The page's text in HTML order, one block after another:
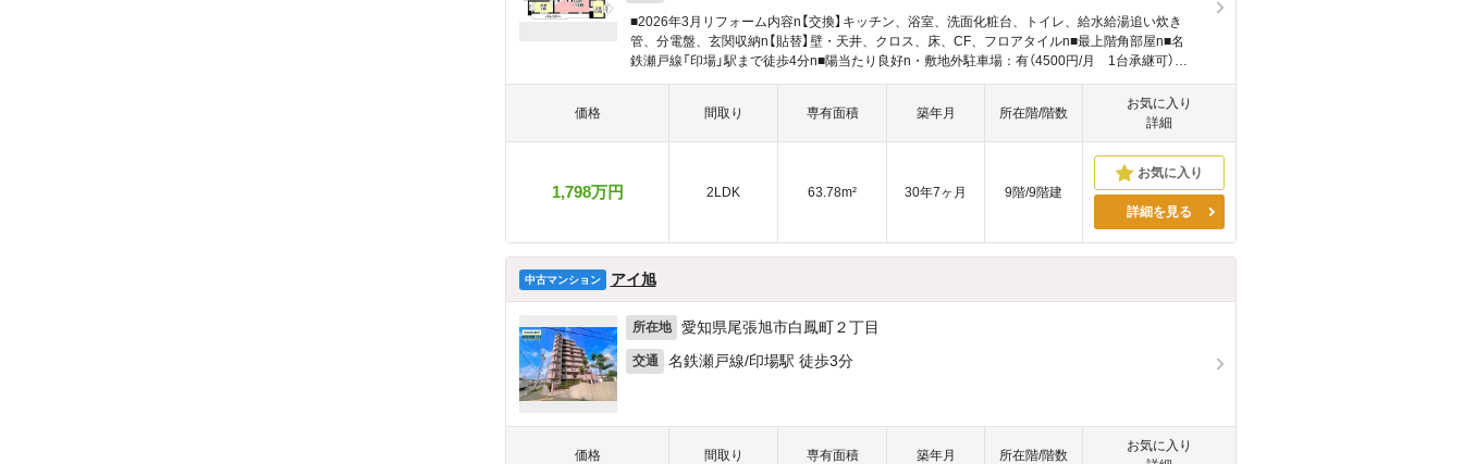
■2026年3月リフォーム内容n【交換】キッチン、浴室、洗面化粧台、トイレ、給水給湯追い炊き
管、分電盤、玄関収納n【貼替】壁・天井、クロス、床、CF、フロアタイルn■最上階角部屋n■名
鉄瀬戸線「印場」駅まで徒歩4分n■陽当たり良好n・敷地外駐車場：有（4500円/月 1台承継可）
価格 間取り 専有面積 築年月 所在階/階数
お気に入り
詳細
1,798万円 2LDK 63.78m² 30年7ヶ月
9階/9階建
詳細を見る
中古マンション アイ旭
所在地 愛知県尾張旭市白鳳町２丁目
交通 名鉄瀬戸線/印場駅 徒歩3分
価格 間取り 専有面積 築年月 所在階/階数
お気に入り